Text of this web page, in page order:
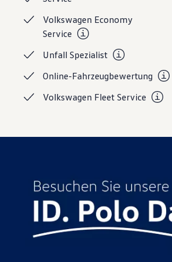
Volkswagen Economy
Service
UnfallSpezialist
Online-Fahrzeugbewertung
Volkswagen FleetService